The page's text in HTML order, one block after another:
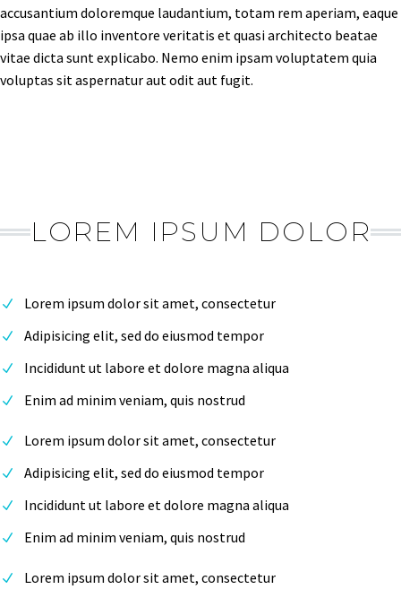
accusantium doloremque laudantium, totam rem aperiam, eaque
ipsa quae ab illo inventore veritatis et quasi architecto beatae
vitae dicta sunt explicabo. Nemo enim ipsam voluptatem quia
voluptas sit aspernatur aut odit aut fugit.
LOREM IPSUM DOLOR
Lorem ipsum dolor sit amet, consectetur
Adipisicing elit, sed do eiusmod tempor
Incididunt ut labore et dolore magna aliqua
Enim ad minim veniam, quis nostrud
Lorem ipsum dolor sit amet, consectetur
Adipisicing elit, sed do eiusmod tempor
Incididunt ut labore et dolore magna aliqua
Enim ad minim veniam, quis nostrud
Lorem ipsum dolor sit amet, consectetur